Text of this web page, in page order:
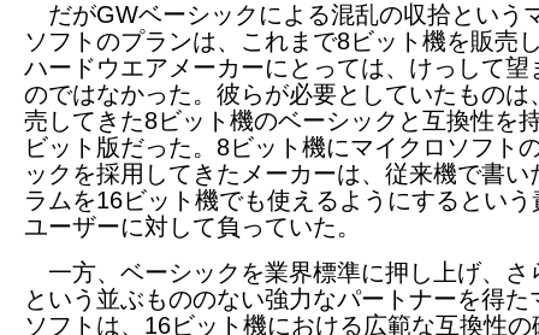
だがGWベーシックによる混乱の収拾という
ソフトのプランは、これまで8ビット機を販売
ハードウエアメーカーにとっては、けっして望
のではなかった。彼らが必要としていたものは
売してきた8ビット機のベーシックと互換性を
ビット版だった。8ビット機にマイクロソフト
ックを採用してきたメーカーは、従来機で書い
ラムを16ビット機でも使えるようにするという
ユーザーに対して負っていた。
一方、ベーシックを業界標準に押し上げ、さ
という並ぶもののない強力なパートナーを得た
ソフトは、16ビット機における広範な互換性の